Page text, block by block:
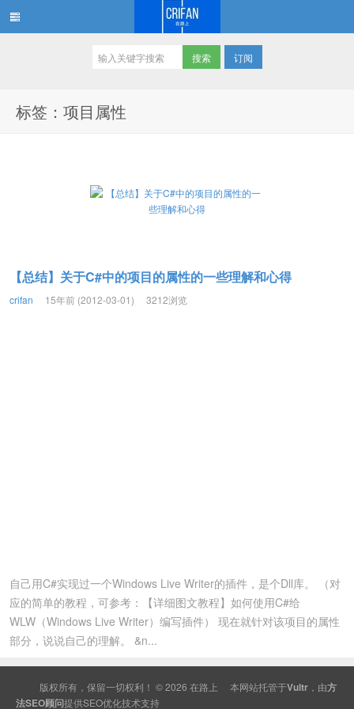
订阅
标签：项目属性
【总结】关于C#中的项目的属性的一些理解和心得
crifan 15年前 (2012-03-01) 3212浏览
自己用C#实现过一个Windows Live Writer的插件，是个Dll库。 （对
应的简单的教程，可参考：【详细图文教程】如何使用C#给
WLW（Windows Live Writer）编写插件） 现在就针对该项目的属性
部分，说说自己的理解。 &n...
版权所有，保留一切权利！ © 2026 在路上 本网站托管于Vultr ，由方
法SEO顾问提供SEO优化技术支持